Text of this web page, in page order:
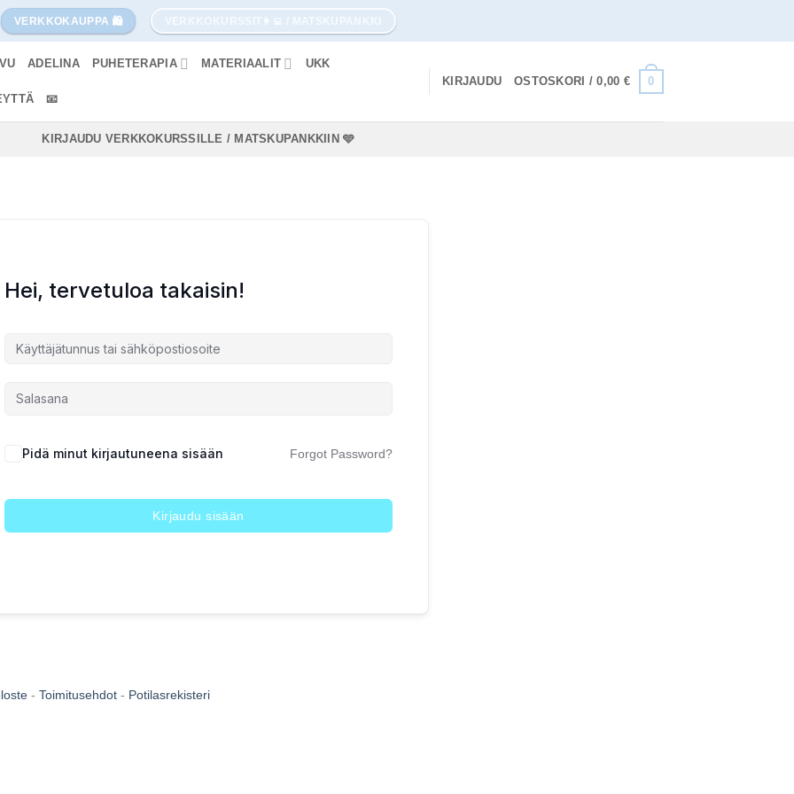
VERKKOKAUPPA 🛍️
ADELINA PUHETERAPIA MATERIAALIT UKK
📧
KIRJAUDU OSTOSKORI /0,00 € 0
KIRJAUDU VERKKOKURSSILLE / MATSKUPANKKIIN 🩵
Hei, tervetuloa takaisin!
Pidä minut kirjautuneena sisään Forgot Password?
Kirjaudu sisään
- Toimitusehdot - Potilasrekisteri